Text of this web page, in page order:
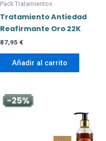
Pack Tratamientos
Tratamiento Antiedad
Reafirmante Oro 22K
87,95 €
Añadir al carrito